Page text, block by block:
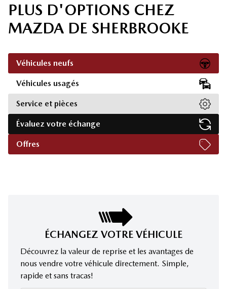
PLUS D'OPTIONS CHEZ
MAZDA DE SHERBROOKE
Véhicules neufs
Véhicules usagés
Service et pièces
Évaluez votre échange
Offres
ÉCHANGEZ VOTRE VÉHICULE
Découvrez la valeur de reprise et les avantages de
nous vendre votre véhicule directement. Simple,
rapide et sans tracas!